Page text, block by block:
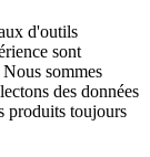
d'outils
sont
sommes
des données
produits toujours